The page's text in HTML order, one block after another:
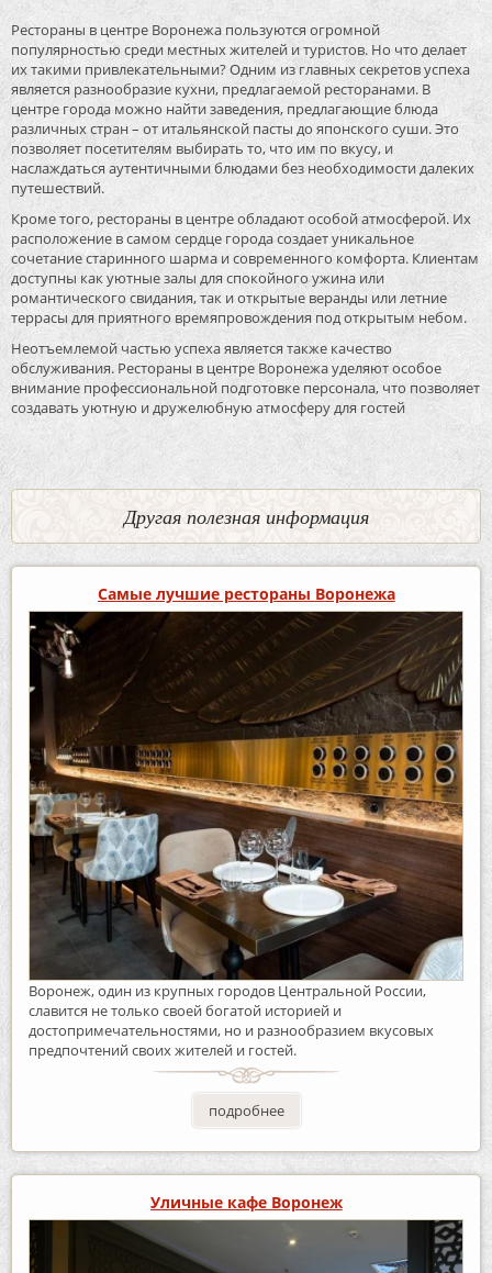
Рестораны в центре Воронежа пользуются огромной
популярностью среди местных жителей и туристов. Но что делает
их такими привлекательными? Одним из главных секретов успеха
является разнообразие кухни, предлагаемой ресторанами. В
центре города можно найти заведения, предлагающие блюда
различных стран – от итальянской пасты до японского суши. Это
позволяет посетителям выбирать то, что им по вкусу, и
наслаждаться аутентичными блюдами без необходимости далеких
путешествий.
Кроме того, рестораны в центре обладают особой атмосферой. Их
расположение в самом сердце города создает уникальное
сочетание старинного шарма и современного комфорта. Клиентам
доступны как уютные залы для спокойного ужина или
романтического свидания, так и открытые веранды или летние
террасы для приятного времяпровождения под открытым небом.
Неотъемлемой частью успеха является также качество
обслуживания. Рестораны в центре Воронежа уделяют особое
внимание профессиональной подготовке персонала, что позволяет
создавать уютную и дружелюбную атмосферу для гостей
Другая полезная информация
Самые лучшие рестораны Воронежа
Воронеж, один из крупных городов Центральной России,
славится не только своей богатой историей и
достопримечательностями, но и разнообразием вкусовых
предпочтений своих жителей и гостей.
подробнее
Уличные кафе Воронеж